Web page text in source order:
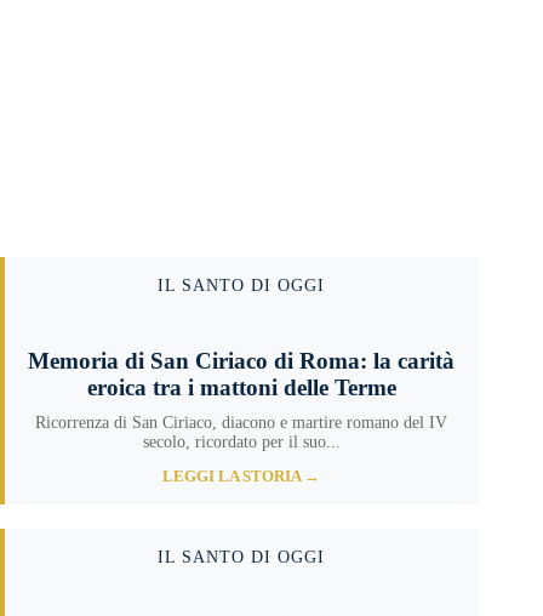
IL SANTO DI OGGI
Memoria di San Ciriaco di Roma: la carità
eroica tra i mattoni delle Terme
Ricorrenza di San Ciriaco, diacono e martire romano del IV
secolo, ricordato per il suo...
LEGGI LA STORIA →
IL SANTO DI OGGI